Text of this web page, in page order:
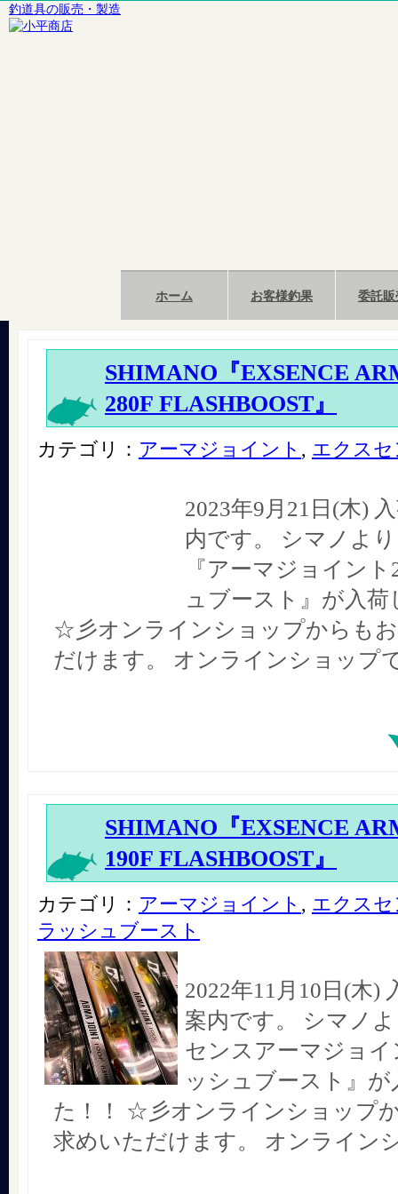
釣道具の販売・製造
ホーム お客様釣果 委託販
SHIMANO『EXSENCE
280F FLASHBOOST』
カテゴリ： アーマジョイント , エクス
2023年9月21日(木)
内です。 シマノよ
『アーマジョイン
ュブースト』が入
☆彡オンラインショップからも
だけます。 オンラインショップ
SHIMANO『EXSENCE
190F FLASHBOOST』
カテゴリ： アーマジョイント , エクス
ラッシュブースト
2022年11月10日(木)
案内です。 シマノ
センスアーマジョイ
ッシュブースト』
た！！ ☆彡オンラインショップ
求めいただけます。 オンライン